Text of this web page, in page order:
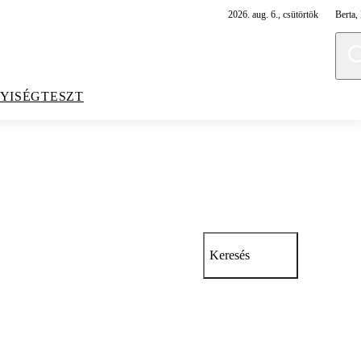
2026. aug. 6., csütörtök Berta,
Keresés